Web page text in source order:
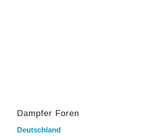
Dampfer Foren
Deutschland